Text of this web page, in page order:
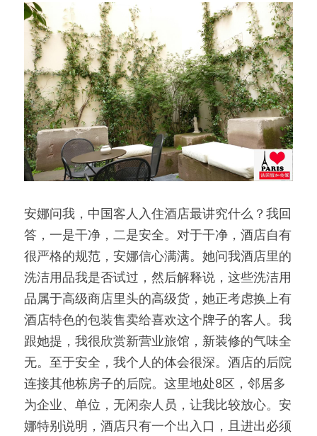
安娜问我，中国客人入住酒店最讲究什么？我回
答，一是干净，二是安全。对于干净，酒店自有
很严格的规范，安娜信心满满。她问我酒店里的
洗洁用品我是否试过，然后解释说，这些洗洁用
品属于高级商店里头的高级货，她正考虑换上有
酒店特色的包装售卖给喜欢这个牌子的客人。我
跟她提，我很欣赏新营业旅馆，新装修的气味全
无。至于安全，我个人的体会很深。酒店的后院
连接其他栋房子的后院。这里地处8区，邻居多
为企业、单位，无闲杂人员，让我比较放心。安
娜特别说明，酒店只有一个出入口，且进出必须